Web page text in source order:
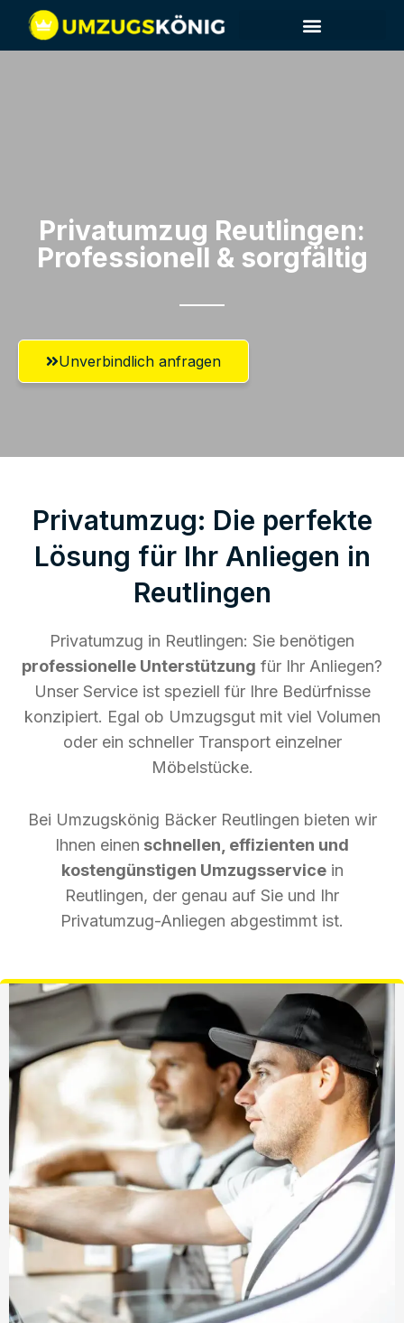
Privatumzug Reutlingen:
Professionell & sorgfältig
Unverbindlich anfragen
Privatumzug: Die perfekte
Lösung für Ihr Anliegen in
Reutlingen
Privatumzug in Reutlingen: Sie benötigen
professionelle Unterstützung für Ihr Anliegen?
Unser Service ist speziell für Ihre Bedürfnisse
konzipiert. Egal ob Umzugsgut mit viel Volumen
oder ein schneller Transport einzelner
Möbelstücke.
Bei Umzugskönig Bäcker Reutlingen bieten wir
Ihnen einen schnellen, effizienten und
kostengünstigen Umzugsservicein
Reutlingen, der genau auf Sie und Ihr
Privatumzug-Anliegen abgestimmt ist.